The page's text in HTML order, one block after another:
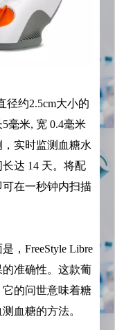
径约2.5cm大小的
毫米, 宽 0.4毫米
实时监测血糖水
达 14 天。将配
在一秒钟内扫描
，FreeStyle Libre
准确性。这款葡
的问世意味着糖
血糖的方法。